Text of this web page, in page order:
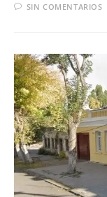
SIN COMENTARIOS